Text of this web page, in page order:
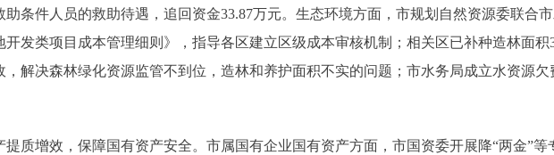
助条件人员的救助待遇，追回资金33.87万元。生态环境方面，市规划自然资源委联合
发类项目成本管理细则》，指导各区建立区级成本审核机制；相关区已补种造林面积
，解决森林绿化资源监管不到位，造林和养护面积不实的问题；市水务局成立水资源
提质增效，保障国有资产安全。市属国有企业国有资产方面，市国资委开展降“两金”